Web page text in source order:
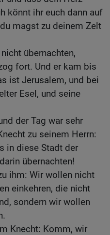
könnt ihr euch dann auf
magst zu deinem Zelt
übernachten,
fort. Und er kam bis
ist Jerusalem, und bei
Esel, und seine
der Tag war sehr
zu seinem Herrn:
in diese Stadt der
übernachten!
ihm: Wir wollen nicht
einkehren, die nicht
sondern wir wollen
Knecht: Komm, wir